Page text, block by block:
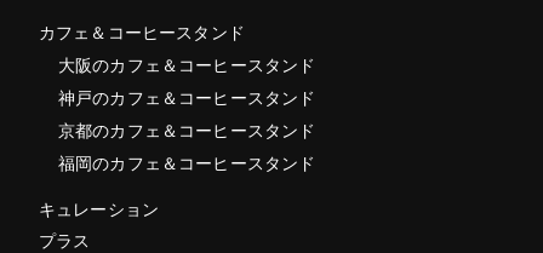
カフェ＆コーヒースタンド
大阪のカフェ＆コーヒースタンド
神戸のカフェ＆コーヒースタンド
京都のカフェ＆コーヒースタンド
福岡のカフェ＆コーヒースタンド
キュレーション
プラス